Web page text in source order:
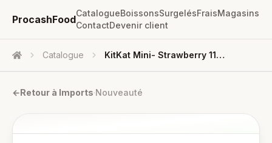
ProcashFood
CatalogueBoissonsSurgelésFraisMagasins
ContactDevenir client
Accueil Catalogue KitKat Mini- Strawberry 116G
←Retour à Imports·Nouveauté